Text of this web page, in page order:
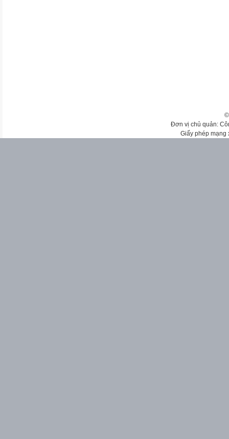
Đơn vị chủ quản:
Giấy phép mạng